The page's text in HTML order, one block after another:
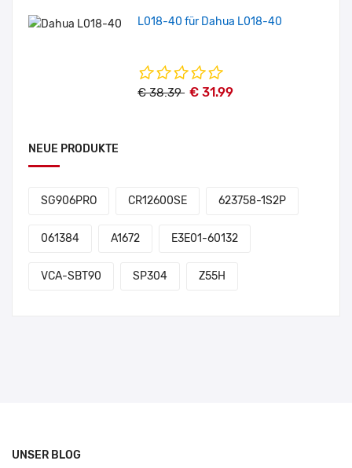
L018-40 für Dahua L018-40
€ 38.39 € 31.99
NEUE PRODUKTE
SG906PRO CR12600SE 623758-1S2P
061384 A1672 E3E01-60132
VCA-SBT90 SP304 Z55H
UNSER BLOG